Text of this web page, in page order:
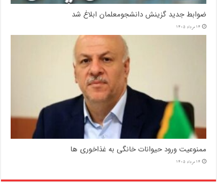
ضوابط جدید گزینش دانشجومعلمان ابلاغ شد
14 مرداد 1405
ممنوعیت ورود حیوانات خانگی به غذاخوری ها
14 مرداد 1405